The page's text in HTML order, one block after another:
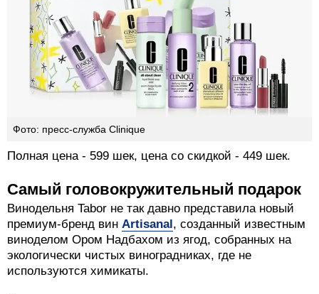
Фото: пресс-служба Clinique
Полная цена - 599 шек, цена со скидкой - 449 шек.
Самый головокружительный подарок
Винодельня Tabor не так давно представила новый
премиум-бренд вин Artisanal, созданный известным
виноделом Ором Надбахом из ягод, собранных на
экологически чистых виноградниках, где не
используются химикаты.